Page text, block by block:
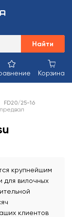
Найти
Корзина
FD20/25-16
крупнейшим
для вилочных
клиентов